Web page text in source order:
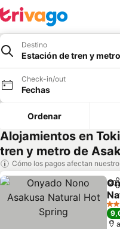
Destino
Estación de tren y
Check-in/out
Fechas
Ordenar
Alojamientos en
tren y metro de
Cómo los pagos afectan
3